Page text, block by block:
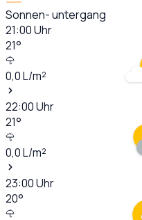
Sonnen- untergang
21:00Uhr
21°
0,0L/m²
22:00Uhr
21°
0,0L/m²
23:00Uhr
20°